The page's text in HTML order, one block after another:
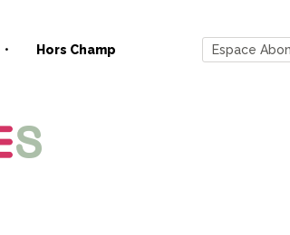
Hors Champ Espace